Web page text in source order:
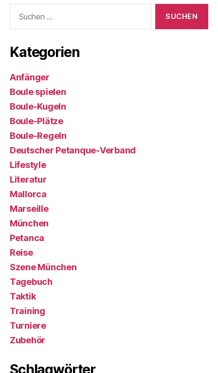
nach:
Kategorien
Anfänger
Boule spielen
Boule-Kugeln
Boule-Plätze
Boule-Regeln
Deutscher Petanque-Verband
Lifestyle
Literatur
Mallorca
Marseille
München
Petanca
Reise
Szene München
Tagebuch
Taktik
Training
Turniere
Zubehör
Schlagwörter